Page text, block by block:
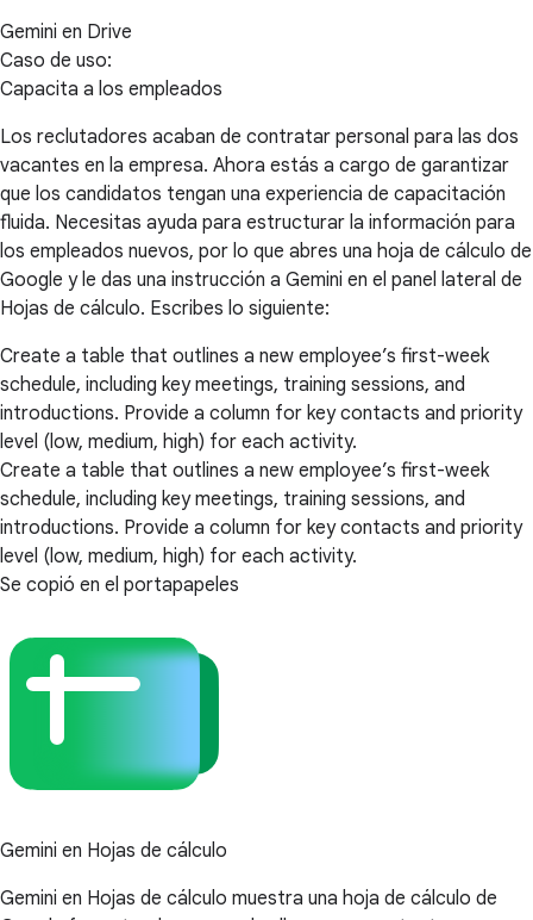
Gemini en Drive
Caso de uso:
Capacita a los empleados
Los reclutadores acaban de contratar personal para las dos
vacantes en la empresa. Ahora estás a cargo de garantizar
que los candidatos tengan una experiencia de capacitación
fluida. Necesitas ayuda para estructurar la información para
los empleados nuevos, por lo que abres una hoja de cálculo de
Google y le das una instrucción a Gemini en el panel lateral de
Hojas de cálculo. Escribes lo siguiente:
Create a table that outlines a new employee’s first-week
schedule, including key meetings, training sessions, and
introductions. Provide a column for key contacts and priority
level (low, medium, high) for each activity.
Create a table that outlines a new employee’s first-week
schedule, including key meetings, training sessions, and
introductions. Provide a column for key contacts and priority
level (low, medium, high) for each activity.
Se copió en el portapapeles
Gemini en Hojas de cálculo
Gemini en Hojas de cálculo muestra una hoja de cálculo de